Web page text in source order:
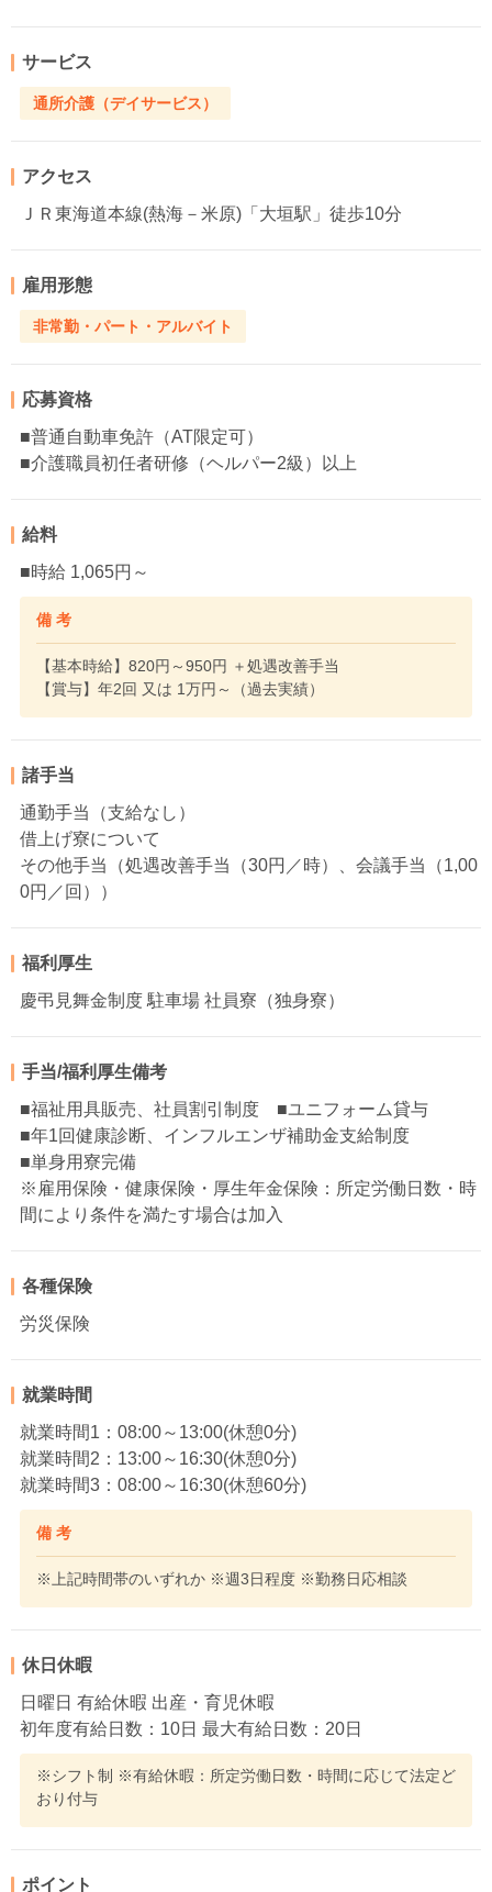
サービス
通所介護（デイサービス）
アクセス
ＪＲ東海道本線(熱海－米原)「大垣駅」徒歩10分
雇用形態
非常勤・パート・アルバイト
応募資格
■普通自動車免許（AT限定可）
■介護職員初任者研修（ヘルパー2級）以上
給料
■時給 1,065円～
備 考
【基本時給】820円～950円 ＋処遇改善手当
【賞与】年2回 又は 1万円～（過去実績）
諸手当
通勤手当（支給なし）
借上げ寮について
その他手当（処遇改善手当（30円／時）、会議手当（1,00
0円／回））
福利厚生
慶弔見舞金制度 駐車場 社員寮（独身寮）
手当/福利厚生備考
■福祉用具販売、社員割引制度 ■ユニフォーム貸与
■年1回健康診断、インフルエンザ補助金支給制度
■単身用寮完備
※雇用保険・健康保険・厚生年金保険：所定労働日数・時
間により条件を満たす場合は加入
各種保険
労災保険
就業時間
就業時間1：08:00～13:00(休憩0分)
就業時間2：13:00～16:30(休憩0分)
就業時間3：08:00～16:30(休憩60分)
備 考
※上記時間帯のいずれか ※週3日程度 ※勤務日応相談
休日休暇
日曜日 有給休暇 出産・育児休暇
初年度有給日数：10日 最大有給日数：20日
※シフト制 ※有給休暇：所定労働日数・時間に応じて法定ど
おり付与
ポイント